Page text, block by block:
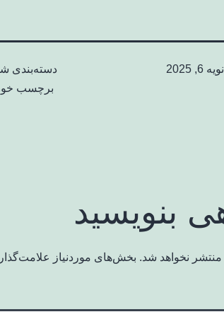
6, 2025
دسته‌بندی
برچسب
بنویسید
نخواهد شد. بخش‌های موردنیاز